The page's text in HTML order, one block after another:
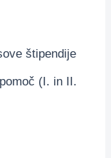
štipendije
(I. in II.